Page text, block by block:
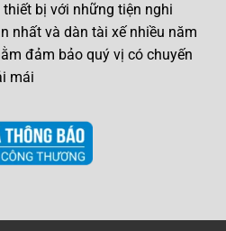
bị với những tiện nghi
nhất và dàn tài xế nhiều năm
đảm bảo quý vị có chuyến
mái